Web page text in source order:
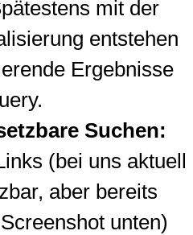
mit der
entstehen
Ergebnisse
Suchen:
(bei uns aktuell
aber bereits
unten)